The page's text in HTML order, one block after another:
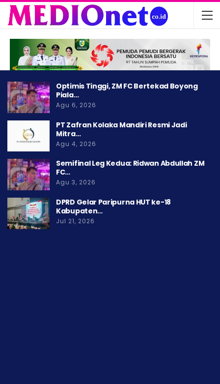
Optimis Tinggi, ZM FC Bertekad Boyong
Piala…
Agu 6, 2026
PT Zafran Kolaka Mandiri Resmi Jadi
Mitra…
Agu 4, 2026
Semifinal Leg Kedua: Ridwan Abdullah ZM
FC…
Agu 3, 2026
DPRD Gelar Paripurna HUT ke-18
Kabupaten…
Jul 21, 2026